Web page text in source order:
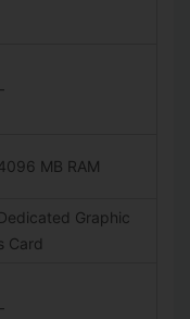
MB RAM
Graphic
Card